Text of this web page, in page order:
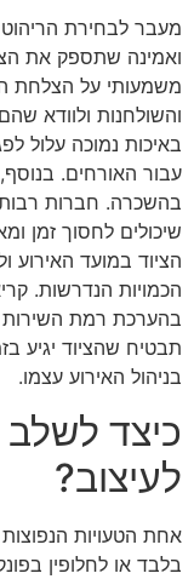
מעבר לבחירת
ואמינה שתספק את
משמעותי על הצלחת
והשולחנות ולוודא
באיכות נמוכה עלול
עבור האורחים.
בהשכרה. חברות רבות
שיכולים לחסוך זמן
הציוד במועד
הכמויות הנדרשות.
בהערכת רמת השירות
תבטיח שהציוד יגיע
בניהול האירוע עצמו.
כיצד לשלב
לעיצוב?
אחת הטעויות
בלבד או לחלופין